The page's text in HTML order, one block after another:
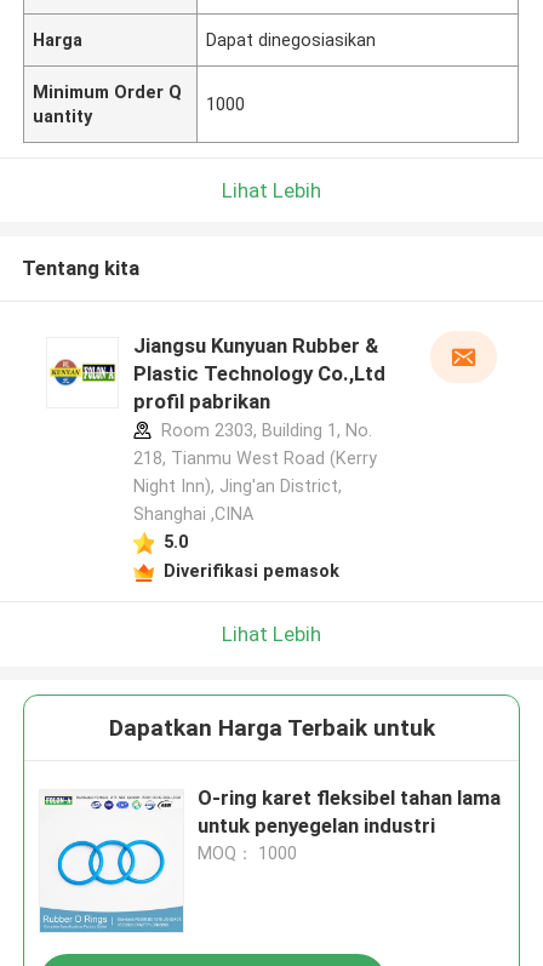
Harga Dapat dinegosiasikan
Minimum Order Q
uantity
1000
Lihat Lebih
Tentang kita
Jiangsu Kunyuan Rubber &
Plastic Technology Co.,Ltd
profil pabrikan
Room 2303, Building 1, No.
218, Tianmu West Road (Kerry
Night Inn), Jing'an District,
Shanghai ,CINA
5.0
Diverifikasi pemasok
Lihat Lebih
Dapatkan Harga Terbaik untuk
O-ring karet fleksibel tahan lama
untuk penyegelan industri
MOQ： 1000